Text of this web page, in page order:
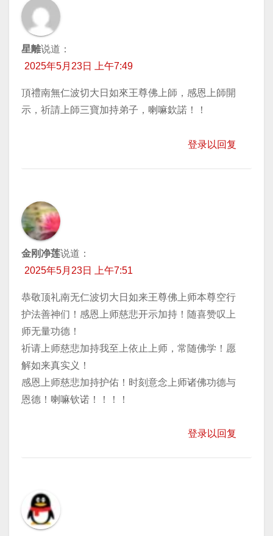
星離说道：
2025年5月23日 上午7:49
頂禮南無仁波切大日如來王尊佛上師，感恩上師開
示，祈請上師三寶加持弟子，喇嘛欽諾！！
登录以回复
金刚净莲说道：
2025年5月23日 上午7:51
恭敬顶礼南无仁波切大日如来王尊佛上师本尊空行
护法善神们！感恩上师慈悲开示加持！随喜赞叹上
师无量功德！
祈请上师慈悲加持我至上依止上师，常随佛学！愿
解如来真实义！
感恩上师慈悲加持护佑！时刻意念上师诸佛功德与
恩德！喇嘛钦诺！！！！
登录以回复